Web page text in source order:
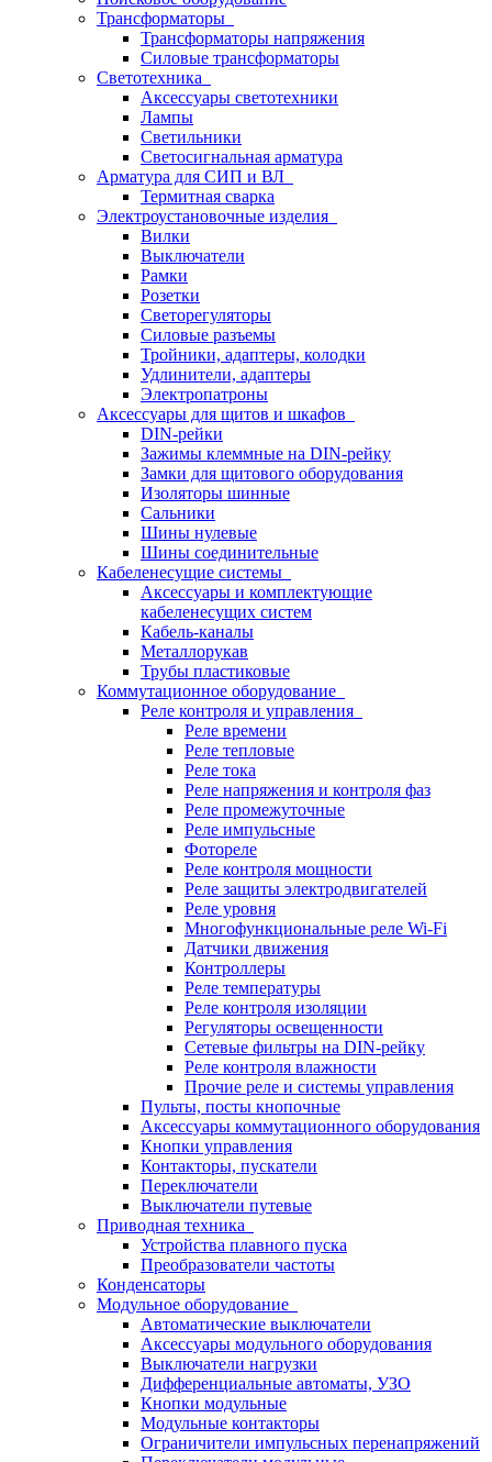
Трансформаторы
Трансформаторы напряжения
Силовые трансформаторы
Светотехника
Аксессуары светотехники
Лампы
Светильники
Светосигнальная арматура
Арматура для СИП и ВЛ
Термитная сварка
Электроустановочные изделия
Вилки
Выключатели
Рамки
Розетки
Светорегуляторы
Силовые разъемы
Тройники, адаптеры, колодки
Удлинители, адаптеры
Электропатроны
Аксессуары для щитов и шкафов
DIN-рейки
Зажимы клеммные на DIN-рейку
Замки для щитового оборудования
Изоляторы шинные
Сальники
Шины нулевые
Шины соединительные
Кабеленесущие системы
Аксессуары и комплектующие
кабеленесущих систем
Кабель-каналы
Металлорукав
Трубы пластиковые
Коммутационное оборудование
Реле контроля и управления
Реле времени
Реле тепловые
Реле тока
Реле напряжения и контроля фаз
Реле промежуточные
Реле импульсные
Фотореле
Реле контроля мощности
Реле защиты электродвигателей
Реле уровня
Многофункциональные реле Wi-Fi
Датчики движения
Контроллеры
Реле температуры
Реле контроля изоляции
Регуляторы освещенности
Сетевые фильтры на DIN-рейку
Реле контроля влажности
Прочие реле и системы управления
Пульты, посты кнопочные
Аксессуары коммутационного оборудования
Кнопки управления
Контакторы, пускатели
Переключатели
Выключатели путевые
Приводная техника
Устройства плавного пуска
Преобразователи частоты
Конденсаторы
Модульное оборудование
Автоматические выключатели
Аксессуары модульного оборудования
Выключатели нагрузки
Дифференциальные автоматы, УЗО
Кнопки модульные
Модульные контакторы
Ограничители импульсных перенапряжений